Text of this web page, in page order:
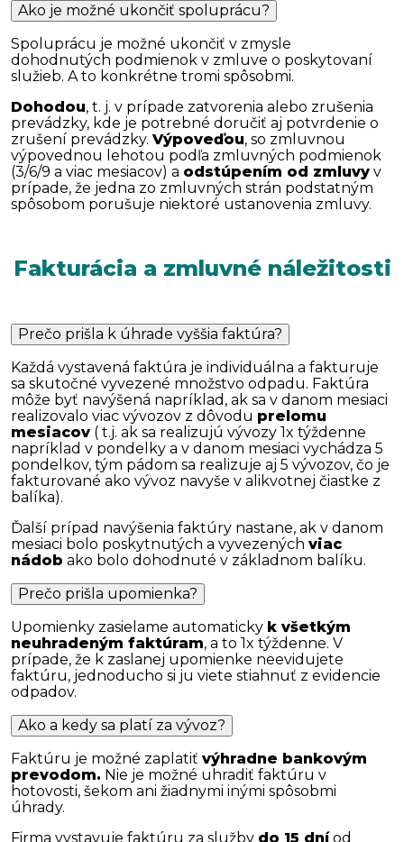
Ako je možné ukončiť spoluprácu?
Spoluprácu je možné ukončiť v zmysle
dohodnutých podmienok v zmluve o poskytovaní
služieb. A to konkrétne tromi spôsobmi.
Dohodou, t. j. v prípade zatvorenia alebo zrušenia
prevádzky, kde je potrebné doručiť aj potvrdenie o
zrušení prevádzky. Výpoveďou, so zmluvnou
výpovednou lehotou podľa zmluvných podmienok
(3/6/9 a viac mesiacov) a odstúpením od zmluvy v
prípade, že jedna zo zmluvných strán podstatným
spôsobom porušuje niektoré ustanovenia zmluvy.
Fakturácia a zmluvné náležitosti
Prečo prišla k úhrade vyššia faktúra?
Každá vystavená faktúra je individuálna a fakturuje
sa skutočné vyvezené množstvo odpadu. Faktúra
môže byť navýšená napríklad, ak sa v danom mesiaci
realizovalo viac vývozov z dôvodu prelomu
mesiacov ( t.j. ak sa realizujú vývozy 1x týždenne
napríklad v pondelky a v danom mesiaci vychádza 5
pondelkov, tým pádom sa realizuje aj 5 vývozov, čo je
fakturované ako vývoz navyše v alikvotnej čiastke z
balíka).
Ďalší prípad navýšenia faktúry nastane, ak v danom
mesiaci bolo poskytnutých a vyvezených viac
nádob ako bolo dohodnuté v základnom balíku.
Prečo prišla upomienka?
Upomienky zasielame automaticky k všetkým
neuhradeným faktúram, a to 1x týždenne. V
prípade, že k zaslanej upomienke neevidujete
faktúru, jednoducho si ju viete stiahnuť z evidencie
odpadov.
Ako a kedy sa platí za vývoz?
Faktúru je možné zaplatiť výhradne bankovým
prevodom. Nie je možné uhradiť faktúru v
hotovosti, šekom ani žiadnymi inými spôsobmi
úhrady.
Firma vystavuje faktúru za služby do 15 dníod